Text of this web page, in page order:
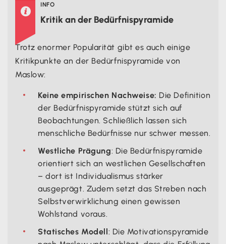
 INFO
Kritik an der Bedürfnispyramide
Trotz enormer Popularität gibt es auch einige
Kritikpunkte an der Bedürfnispyramide von
Maslow:
Keine empirischen Nachweise: Die Definition
der Bedürfnispyramide stützt sich auf
Beobachtungen. Schließlich lassen sich
menschliche Bedürfnisse nur schwer messen.
Westliche Prägung: Die Bedürfnispyramide
orientiert sich an westlichen Gesellschaften
– dort ist Individualismus stärker
ausgeprägt. Zudem setzt das Streben nach
Selbstverwirklichung einen gewissen
Wohlstand voraus.
Statisches Modell: Die Motivationspyramide